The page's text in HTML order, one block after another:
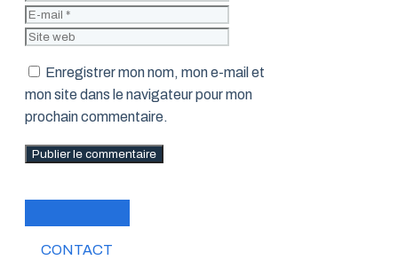
Enregistrer mon nom, mon e-mail et
mon site dans le navigateur pour mon
prochain commentaire.
CONTACT